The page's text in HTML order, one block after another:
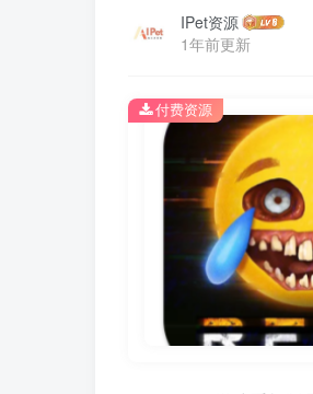
IPet资源
1年前更新
付费资源